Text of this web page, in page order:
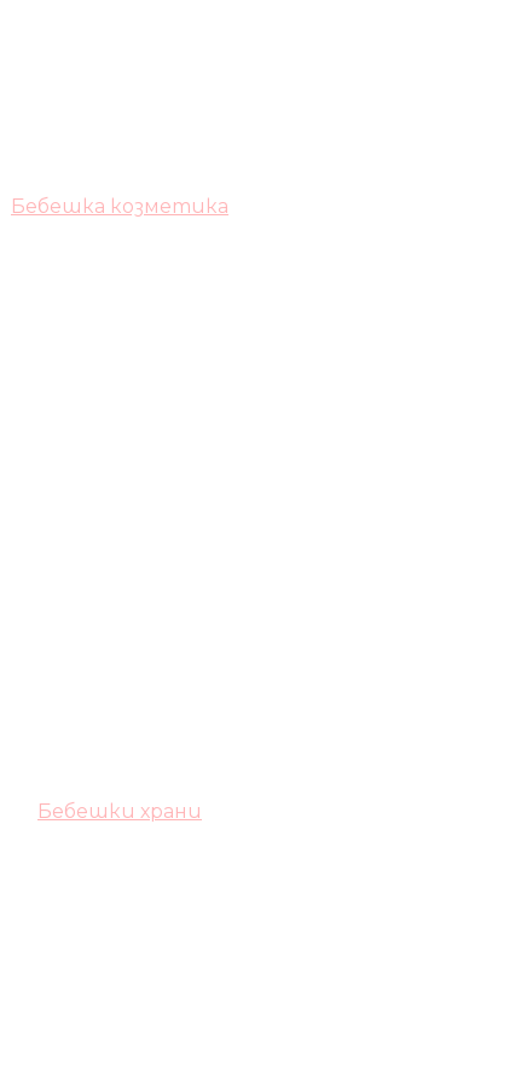
Бебешка козметика
Бебешки храни